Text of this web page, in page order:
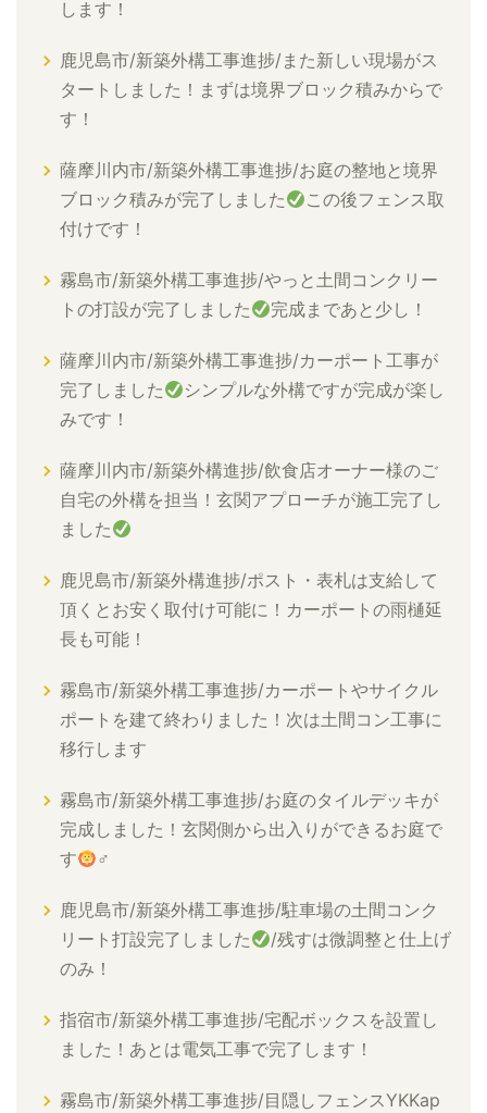
します！
鹿児島市/新築外構工事進捗/また新しい現場がス
タートしました！まずは境界ブロック積みからで
す！
薩摩川内市/新築外構工事進捗/お庭の整地と境界
ブロック積みが完了しました
この後フェンス取
付けです！
霧島市/新築外構工事進捗/やっと土間コンクリー
トの打設が完了しました
完成まであと少し！
薩摩川内市/新築外構工事進捗/カーポート工事が
完了しました
シンプルな外構ですが完成が楽し
みです！
薩摩川内市/新築外構進捗/飲食店オーナー様のご
自宅の外構を担当！玄関アプローチが施工完了し
ました
鹿児島市/新築外構進捗/ポスト・表札は支給して
頂くとお安く取付け可能に！カーポートの雨樋延
長も可能！
霧島市/新築外構工事進捗/カーポートやサイクル
ポートを建て終わりました！次は土間コン工事に
移行します
霧島市/新築外構工事進捗/お庭のタイルデッキが
完成しました！玄関側から出入りができるお庭で
す
‍♂
鹿児島市/新築外構工事進捗/駐車場の土間コンク
リート打設完了しました
/残すは微調整と仕上げ
のみ！
指宿市/新築外構工事進捗/宅配ボックスを設置し
ました！あとは電気工事で完了します！
霧島市/新築外構工事進捗/目隠しフェンスYKKap